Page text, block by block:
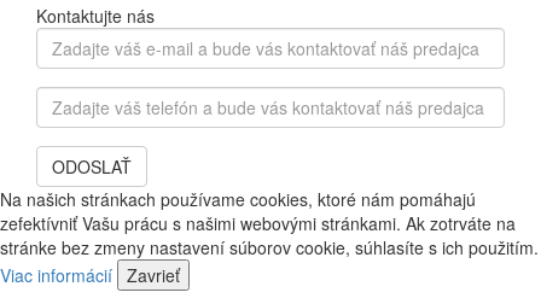
Kontaktujte nás
Zadajte
váš
e-
mail
a
bude
vás
kontaktovať
náš
predajca
Zadajte
váš
telefón
bude
vás
kontaktovať
náš
predajca
ODOSLAŤ
Na našich stránkach používame cookies, ktoré nám pomáhajú
zefektívniť Vašu prácu s našimi webovými stránkami. Ak zotrváte na
stránke bez zmeny nastavení súborov cookie, súhlasíte s ich použitím.
Viac informácií Zavrieť